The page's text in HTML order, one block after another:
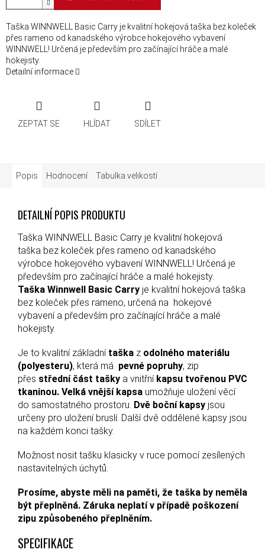
Taška WINNWELL Basic Carry je kvalitní hokejová taška bez koleček
přes rameno od kanadského výrobce hokejového vybavení
WINNWELL! Určená je především pro začínající hráče a malé
hokejisty.
Detailní informace
ZEPTAT SE HLÍDAT SDÍLET
Popis Hodnocení Tabulka velikostí
DETAILNÍ POPIS PRODUKTU
Taška WINNWELL Basic Carry je kvalitní hokejová
taška bez koleček přes rameno od kanadského
výrobce hokejového vybavení WINNWELL! Určená je
především pro začínající hráče a malé hokejisty.
Taška Winnwell Basic Carry je kvalitní hokejová taška
bez koleček přes rameno, určená na hokejové
vybavení a především pro začínající hráče a malé
hokejisty.
Je to kvalitní základní taška z odolného materiálu
(polyesteru), která má pevné popruhy, zip
přes střední část tašky a vnitřní kapsu tvořenou PVC
tkaninou. Velká vnější kapsa umožňuje uložení věcí
do samostatného prostoru. Dvě boční kapsy jsou
určeny pro uložení bruslí. Další dvě oddělené kapsy jsou
na každém konci tašky.
Možnost nosit tašku klasicky v ruce pomocí zesílených
nastavitelných úchytů.
Prosíme, abyste měli na paměti, že taška by neměla
být přeplněná. Záruka neplatí v případě poškození
zipu způsobeného přeplněním.
SPECIFIKACE